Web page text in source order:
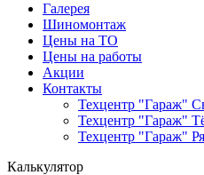
Галерея
Шиномонтаж
Цены на ТО
Цены на работы
Акции
Контакты
Техцентр "Гараж"
Техцентр "Гараж"
Техцентр "Гараж"
Калькулятор